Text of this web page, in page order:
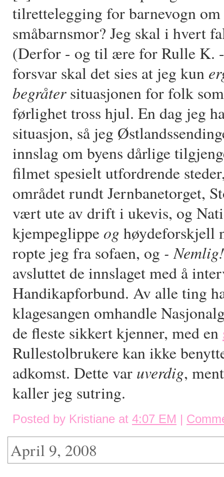
tilrettelegging for barnevogn
småbarnsmor? Jeg skal i hvert
(Derfor - og til ære for Rulle K.
forsvar skal det sies at jeg kun
begråtersituasjonen for folk
førlighet tross hjul. En dag jeg
situasjon, så jeg
innslag om byens dårlige
filmet spesielt utfordrende
området rundt Jernbanetorget,
vært ute av drift i ukevis, og
kjempeglippe og høydeforskjell
ropte jeg fra sofaen, og - Nemlig!
avsluttet de innslaget med å
Handikapforbund. Av alle ting
klagesangen omhandle
de fleste sikkert kjenner, med en
Rullestolbrukere kan ikke
adkomst. Dette var uverdig,
kaller jeg sutring.
Posted by Kristiane at 4:07 EM |
April 9, 2008